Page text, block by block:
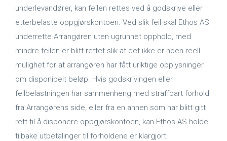
underlevandører, kan feilen rettes ved å godskrive eller
etterbelaste oppgjørskontoen. Ved slik feil skal Ethos AS
underrette Arrangøren uten ugrunnet opphold, med
mindre feilen er blitt rettet slik at det ikke er noen reell
mulighet for at arrangøren har fått uriktige opplysninger
om disponibelt beløp. Hvis godskrivingen eller
feilbelastningen har sammenheng med straffbart forhold
fra Arrangørens side, eller fra en annen som har blitt gitt
rett til å disponere oppgjørskontoen, kan Ethos AS holde
tilbake utbetalinger til forholdene er klargjort.